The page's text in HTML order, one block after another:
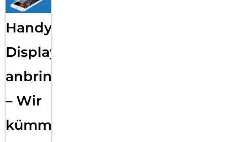
Handy
Displayfolie
anbringen
– Wir
kümmern